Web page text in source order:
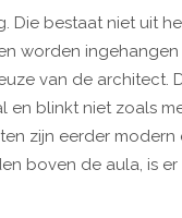
Die bestaat niet uit
worden
van de architect.
en blinkt niet zoals
zijn eerder
boven de aula, is